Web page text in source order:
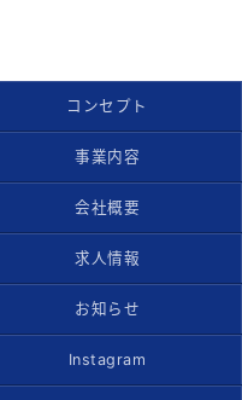
コンセプト
事業内容
会社概要
求人情報
お知らせ
Instagram